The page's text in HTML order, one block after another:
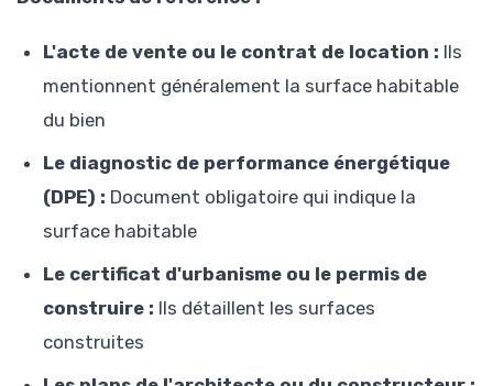
L'acte de vente ou le contrat de location : Ils
mentionnent généralement la surface habitable
du bien
Le diagnostic de performance énergétique
(DPE) : Document obligatoire qui indique la
surface habitable
Le certificat d'urbanisme ou le permis de
construire : Ils détaillent les surfaces
construites